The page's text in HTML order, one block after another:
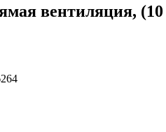
вентиляция, (10